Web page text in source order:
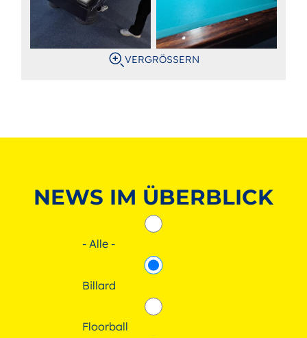
VERGRÖSSERN
NEWS IM ÜBERBLICK
- Alle -
Billard
Floorball